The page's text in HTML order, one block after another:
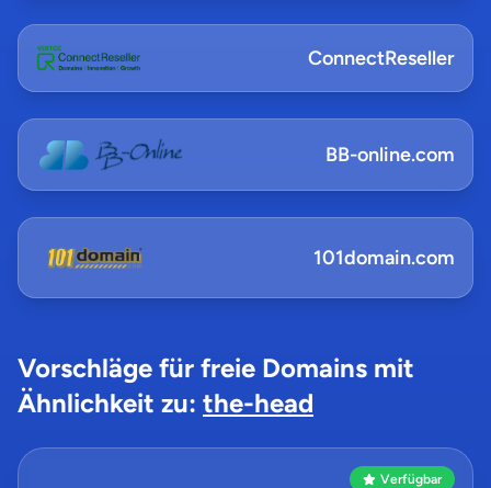
ConnectReseller
BB-online.com
101domain.com
Vorschläge für freie Domains mit
Ähnlichkeit zu: the-head
Verfügbar